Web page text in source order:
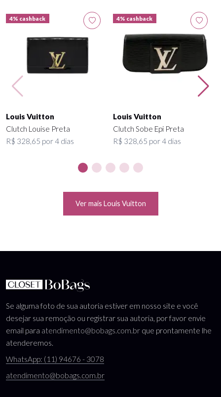
4% cashback
Louis Vuitton
Clutch Louise Preta
R$ 328,65 por 4 dias
4% cashback
Louis Vuitton
Clutch Sobe Epi Preta
R$ 328,65 por 4 dias
Ver mais Louis Vuitton
Se alguma foto de sua autoria estiver em nosso site e você
desejar sua remoção ou registrar sua autoria, por favor envie
email para atendimento@bobags.com.br que prontamente lhe
atenderemos.
WhatsApp: (11) 94676 - 3078
atendimento@bobags.com.br